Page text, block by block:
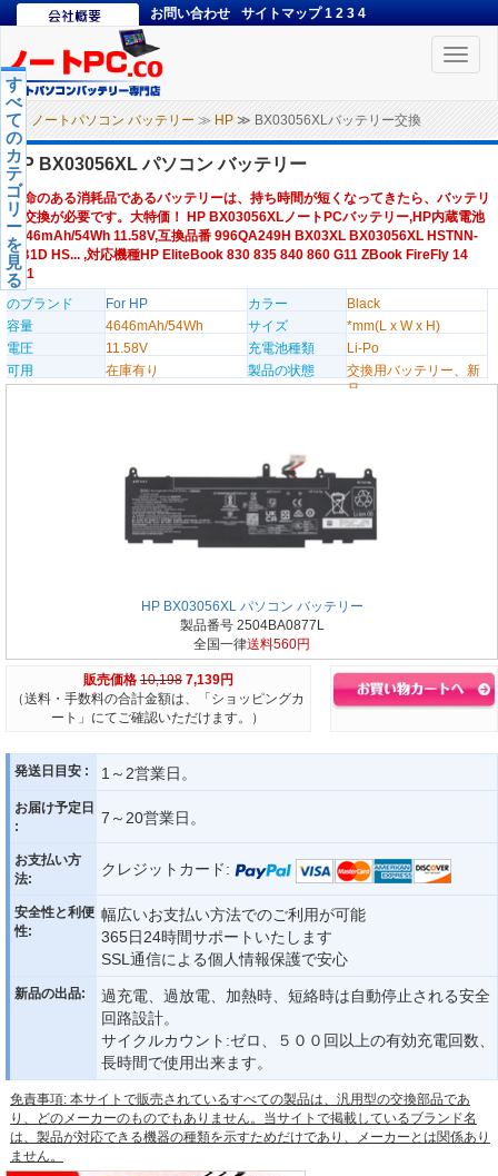
お問い合わせ サイトマップ 1 2 3 4
Toggle
ノートパソコン バッテリー ≫ HP ≫ BX03056XLバッテリー交換
す
べ
て
の
カ
テ
ゴ
リ
ー
を
見
る
HP BX03056XL パソコン バッテリー
寿命のある消耗品であるバッテリーは、持ち時間が短くなってきたら、バッテリ
ー交換が必要です。大特価！ HP BX03056XLノートPCバッテリー,HP内蔵電池
4646mAh/54Wh 11.58V,互換品番 996QA249H BX03XL BX03056XL HSTNN-
AB1D HS... ,対応機種HP EliteBook 830 835 840 860 G11 ZBook FireFly 14
G11
のブランド
For HP カラー
Black
容量
4646mAh/54Wh サイズ
*mm(L x W x H)
電圧
11.58V 充電池種類
Li-Po
可用
在庫有り 製品の状態
交換用バッテリー、新
品
HP BX03056XL パソコン バッテリー
製品番号 2504BA0877L
全国一律送料560円
販売価格 10,198 7,139円
（送料・手数料の合計金額は、「ショッピングカ
ート」にてご確認いただけます。）
発送日目安 : 1～2営業日。
お届け予定日
:
7～20営業日。
お支払い方
法:
クレジットカード:
安全性と利便
性:
幅広いお支払い方法でのご利用が可能
365日24時間サポートいたします
SSL通信による個人情報保護で安心
新品の出品:
過充電、過放電、加熱時、短絡時は自動停止される安全
回路設計。
サイクルカウント:ゼロ、５００回以上の有効充電回数、
長時間で使用出来ます。
免責事項: 本サイトで販売されているすべての製品は、汎用型の交換部品であ
り、どのメーカーのものでもありません。当サイトで掲載しているブランド名
は、製品が対応できる機器の種類を示すためだけであり、メーカーとは関係あり
ません。